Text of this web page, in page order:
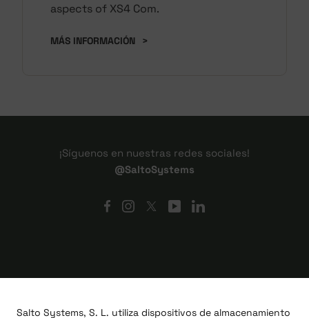
aspects of XS4 Com.
MÁS INFORMACIÓN >
¡Síguenos en nuestras redes sociales!
@SaltoSystems
Salto Systems, S. L. utiliza dispositivos de almacenamiento